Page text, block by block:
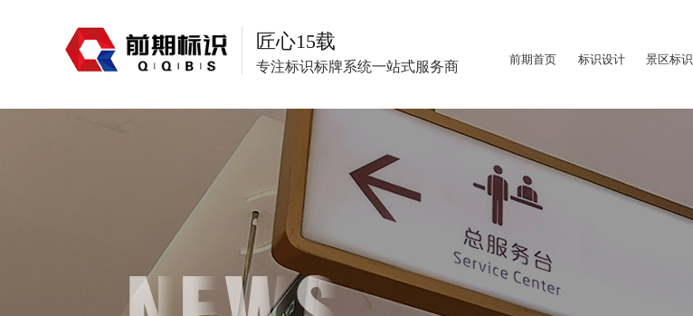
匠心15载
专注标识标牌系统一站式服务商 前期首页 标识设计 景区标识